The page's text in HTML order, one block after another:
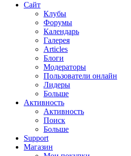
Сайт
Клубы
Форумы
Календарь
Галерея
Articles
Блоги
Модераторы
Пользователи онлайн
Лидеры
Больше
Активность
Активность
Поиск
Больше
Support
Магазин